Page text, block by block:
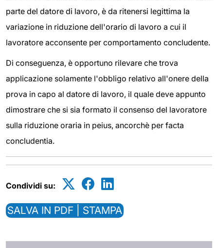
parte del datore di lavoro, è da ritenersi legittima la
variazione in riduzione dell'orario di lavoro a cui il
lavoratore acconsente per comportamento concludente.
Di conseguenza, è opportuno rilevare che trova
applicazione solamente l'obbligo relativo all'onere della
prova in capo al datore di lavoro, il quale deve appunto
dimostrare che si sia formato il consenso del lavoratore
sulla riduzione oraria in peius, ancorchè per facta
concludentia.
Condividi su:
SALVA IN PDF | STAMPA